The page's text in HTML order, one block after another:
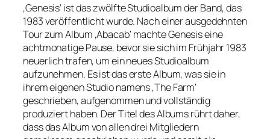
‚Genesis‘ ist das zwölfte Studioalbum der Band, das
1983 veröffentlicht wurde. Nach einer ausgedehnten
Tour zum Album ‚Abacab‘ machte Genesis eine
achtmonatige Pause, bevor sie sich im Frühjahr 1983
neuerlich trafen, um ein neues Studioalbum
aufzunehmen. Es ist das erste Album, was sie in
ihrem eigenen Studio namens ‚The Farm‘
geschrieben, aufgenommen und vollständig
produziert haben. Der Titel des Albums rührt daher,
dass das Album von allen drei Mitgliedern